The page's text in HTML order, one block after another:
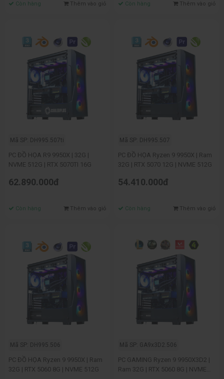
Còn hàng Thêm vào giỏ Còn hàng Thêm vào giỏ
Mã SP: DH995.507ti
PC ĐỒ HỌA R9 9950X | 32G |
NVME 512G | RTX 5070TI 16G
62.890.000đ
Còn hàng Thêm vào giỏ
Mã SP: DH995.507
PC ĐỒ HỌA Ryzen 9 9950X | Ram
32G | RTX 5070 12G | NVME 512G
54.410.000đ
Còn hàng Thêm vào giỏ
Mã SP: DH995.506
PC ĐỒ HỌA Ryzen 9 9950X | Ram
32G | RTX 5060 8G | NVME 512G
Mã SP: GA9x3D2.506
PC GAMING Ryzen 9 9950X3D2 |
Ram 32G | RTX 5060 8G | NVME